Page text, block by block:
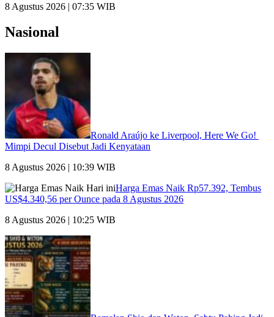
8 Agustus 2026 | 07:35 WIB
Nasional
Ronald Araújo ke Liverpool, Here We Go!
Mimpi Decul Disebut Jadi Kenyataan
8 Agustus 2026 | 10:39 WIB
Harga Emas Naik Rp57.392, Tembus
US$4.340,56 per Ounce pada 8 Agustus 2026
8 Agustus 2026 | 10:25 WIB